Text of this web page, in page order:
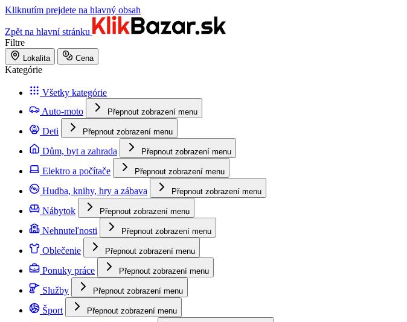
Kliknutím prejdete na hlavný obsah
Zpět na hlavní stránku
Filtre
Lokalita Cena
Kategórie
Všetky kategórie
Auto-moto
Přepnout zobrazení menu
Deti Přepnout zobrazení menu
Dům, byt a zahrada Přepnout zobrazení menu
Elektro a počítače Přepnout zobrazení menu
Hudba, knihy, hry a zábava Přepnout zobrazení menu
Nábytok Přepnout zobrazení menu
Nehnuteľnosti Přepnout zobrazení menu
Oblečenie Přepnout zobrazení menu
Ponuky práce Přepnout zobrazení menu
Služby Přepnout zobrazení menu
Šport Přepnout zobrazení menu